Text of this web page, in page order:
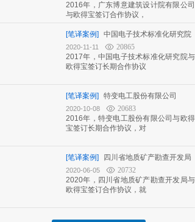
2016年，广东博意建筑设计院有限公司
与欧得宝签订合作协议，
[笔译案例] 中国电子技术标准化研究院
2020-11-11
20865
2017年，中国电子技术标准化研究院与
欧得宝签订长期合作协议
[笔译案例] 特变电工股份有限公司
2020-10-08
20683
2016年，特变电工股份有限公司与欧得
宝签订长期合作协议，对
[笔译案例] 四川省地质矿产勘查开发局
2020-06-05
20732
2020年，四川省地质矿产勘查开发局与
欧得宝签订合作协议，就